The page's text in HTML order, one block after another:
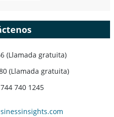
(Llamada gratuita)
(Llamada gratuita)
740 1245